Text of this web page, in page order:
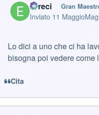
Erreci Gran
Inviato 11 Maggio
Lo dici a uno che ci ha
bisogna poi vedere come
Cita